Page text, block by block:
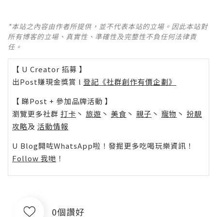
*本站之內容由作者所提供，並不代表本站的立場。因此本站對
所有博客的立場、真實性、準確性及完整性不負任何法律責
任。
【 U Creator 招募 】
出Post賺現金獎賞 l 登記《社群創作有價企劃》
【 睇Post + 參加品牌活動 】
瀏覽更多社群 打卡 丶 旅遊 丶 美食 丶 親子 丶 寵物 丶 扮靚
攻略及 活動情報
U Blog開咗WhatsApp啦！發掘更多吃喝玩樂資訊！
Follow 我哋 ！
0個讚好